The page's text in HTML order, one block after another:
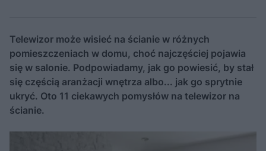
Telewizor może wisieć na ścianie w różnych
pomieszczeniach w domu, choć najczęściej pojawia
się w salonie. Podpowiadamy, jak go powiesić, by stał
się częścią aranżacji wnętrza albo... jak go sprytnie
ukryć. Oto 11 ciekawych pomysłów na telewizor na
ścianie.